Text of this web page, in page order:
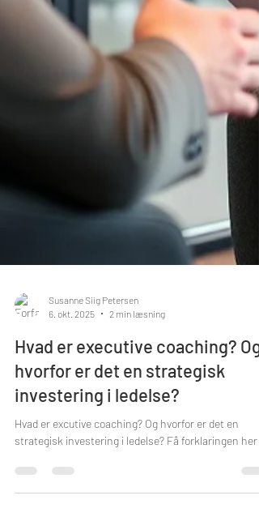
Hvad er executive coaching? Og
hvorfor er det en strategisk
investering i ledelse?
Hvad er excutive coaching? Og hvorfor er det en
strategisk investering i ledelse? Få forklaringen her